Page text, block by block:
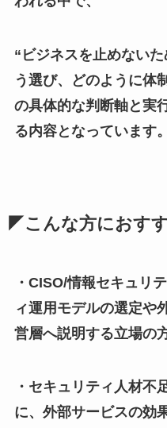
“ビジネスを止めない
う選び、どのように体
の具体的な判断軸と実
る内容となっています。
◤こんな方におす
・CISO/情報セキュリ
ィ運用モデルの選定や
営層へ説明する立場の
・セキュリティ人材不
に、外部サービスの効